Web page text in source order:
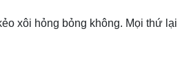
xôi hỏng bỏng không. Mọi thứ lại